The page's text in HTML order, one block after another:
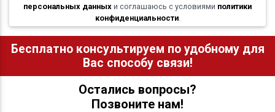
персональных данных и соглашаюсь с условиями политики
конфиденциальности.
Бесплатно консультируем по удобному для
Вас способу связи!
Остались вопросы?
Позвоните нам!